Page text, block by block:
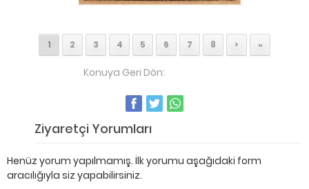
1 2 3 4 5 6 7 8 > »
Konuya Geri Dön:
Ziyaretçi Yorumları
Henüz yorum yapılmamış. İlk yorumu aşağıdaki form
aracılığıyla siz yapabilirsiniz.